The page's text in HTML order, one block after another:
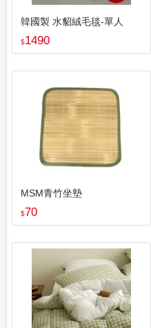
韓國製 水貂絨毛毯-單人
$1490
MSM青竹坐墊
$70